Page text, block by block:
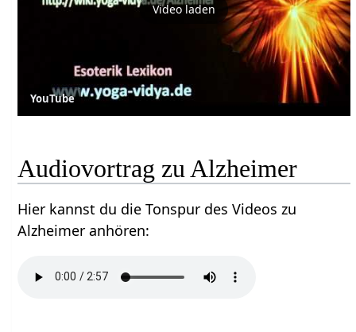
Video laden
YouTube
Audiovortrag zu Alzheimer
Hier kannst du die Tonspur des Videos zu
Alzheimer anhören: